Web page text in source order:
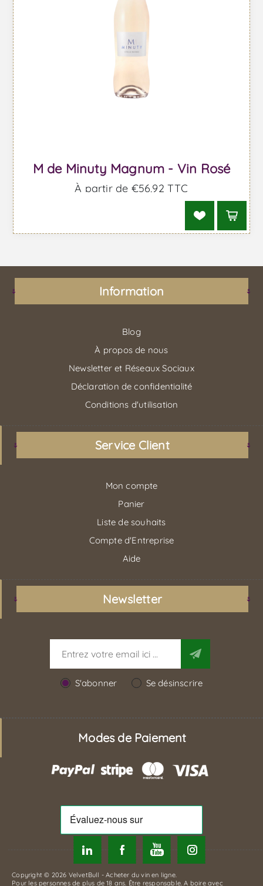
M de Minuty Magnum - Vin Rosé
À partir de €56,92 TTC
Information
Blog
À propos de nous
Newsletter et Réseaux Sociaux
Déclaration de confidentialité
Conditions d'utilisation
Service Client
Mon compte
Panier
Liste de souhaits
Compte d'Entreprise
Aide
Newsletter
S'abonner Se désinscrire
Modes de Paiement
Copyright © 2026 VelvetBull - Acheter du vin en ligne.
Pour les personnes de plus de 18 ans. Être responsable. A boire avec